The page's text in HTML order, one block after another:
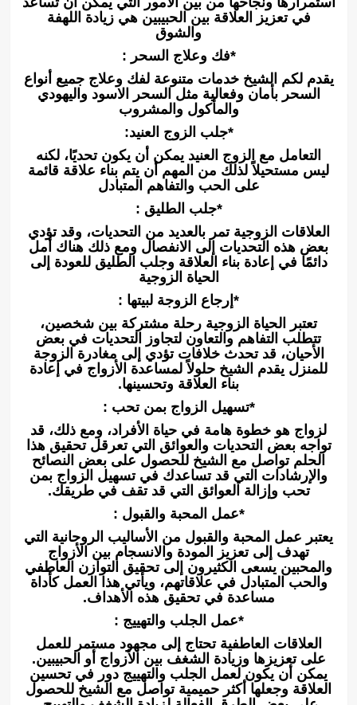
في تعزيز العلاقة بين الحبيبين هي زيادة اللهفة
والشوق
*فك وعلاج السحر :
يقدم لكم الشيخ خدمات متنوعة لفك وعلاج جميع أنواع
السحر بأمان وفعالية مثل السحر الاسود واليهودي
والمأكول والمشروب
*جلب الزوج العنيد:
التعامل مع الزوج العنيد يمكن أن يكون تحديًا، لكنه
ليس مستحيلاً لذلك من المهم أن يتم بناء علاقة قائمة
على الحب والتفاهم المتبادل
*جلب الطليق :
العلاقات الزوجية تمر بالعديد من التحديات، وقد تؤدي
بعض هذه التحديات إلى الانفصال ومع ذلك هناك أمل
دائمًا في إعادة بناء العلاقة وجلب الطليق للعودة إلى
الحياة الزوجية
*إرجاع الزوجة لبيتها :
تعتبر الحياة الزوجية رحلة مشتركة بين شخصين،
تتطلب التفاهم والتعاون لتجاوز التحديات في بعض
الأحيان، قد تحدث خلافات تؤدي إلى مغادرة الزوجة
للمنزل يقدم الشيخ حلولاً لمساعدة الأزواج في إعادة
بناء العلاقة وتحسينها.
*تسهيل الزواج بمن تحب :
لزواج هو خطوة هامة في حياة الأفراد، ومع ذلك، قد
تواجه بعض التحديات والعوائق التي تعرقل تحقيق هذا
الحلم تواصل مع الشيخ للحصول على بعض النصائح
والإرشادات التي قد تساعدك في تسهيل الزواج بمن
تحب وإزالة العوائق التي قد تقف في طريقك.
*عمل المحبة والقبول :
يعتبر عمل المحبة والقبول من الأساليب الروحانية التي
تهدف إلى تعزيز المودة والانسجام بين الأزواج
والمحبين يسعى الكثيرون إلى تحقيق التوازن العاطفي
والحب المتبادل في علاقاتهم، ويأتي هذا العمل كأداة
مساعدة في تحقيق هذه الأهداف.
*عمل الجلب والتهييج :
العلاقات العاطفية تحتاج إلى مجهود مستمر للعمل
على تعزيزها وزيادة الشغف بين الأزواج أو الحبيبين.
يمكن أن يكون لعمل الجلب والتهييج دور في تحسين
العلاقة وجعلها أكثر حميمية تواصل مع الشيخ للحصول